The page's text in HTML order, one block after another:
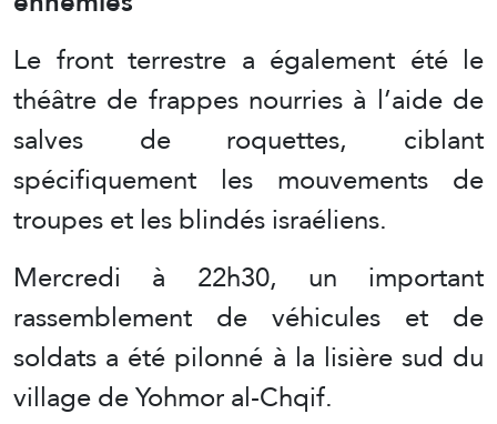
Le front terrestre a également été le
théâtre de frappes nourries à l’aide de
salves de roquettes, ciblant
spécifiquement les mouvements de
troupes et les blindés israéliens.
Mercredi à 22h30, un important
rassemblement de véhicules et de
soldats a été pilonné à la lisière sud du
village de Yohmor al-Chqif.